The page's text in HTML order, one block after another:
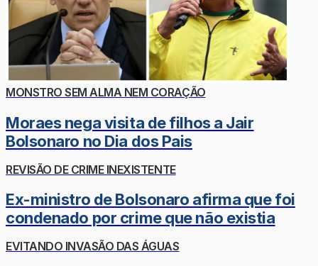
MONSTRO SEM ALMA NEM CORAÇÃO
Moraes nega visita de filhos a Jair
Bolsonaro no Dia dos Pais
REVISÃO DE CRIME INEXISTENTE
Ex-ministro de Bolsonaro afirma que foi
condenado por crime que não existia
EVITANDO INVASÃO DAS ÁGUAS